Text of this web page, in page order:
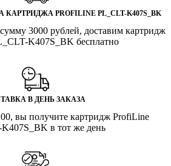
PROFILINE PL_CLT-K407S_BK
3000 рублей, доставим картридж
K407S_BK бесплатно
В ДЕНЬ ЗАКАЗА
вы получите картридж ProfiLine
в тот же день